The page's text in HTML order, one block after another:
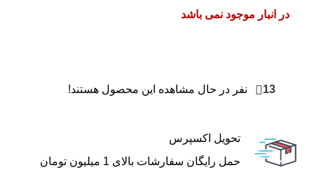
در انبار موجود نمی باشد
13 نفر در حال مشاهده این محصول هستند!
تحویل اکسپرس
حمل رایگان سفارشات بالای 1 میلیون تومان